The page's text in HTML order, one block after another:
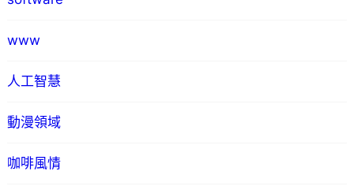
www
人工智慧
動漫領域
咖啡風情